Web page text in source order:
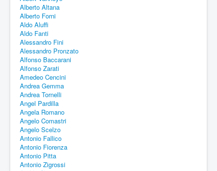
Alberto Altana
Alberto Forni
Aldo Aluffi
Aldo Fanti
Alessandro Fini
Alessandro Pronzato
Alfonso Baccarani
Alfonso Zarati
Amedeo Cencini
Andrea Gemma
Andrea Tornelli
Angel Pardilla
Angela Romano
Angelo Comastri
Angelo Scelzo
Antonio Fallico
Antonio Fiorenza
Antonio Pitta
Antonio Zigrossi